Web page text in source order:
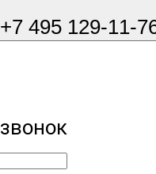
+7 495 129-11-